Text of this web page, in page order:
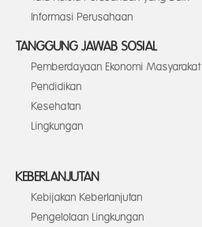
Informasi Perusahaan
TANGGUNG JAWAB SOSIAL
Pemberdayaan Ekonomi Masyarakat
Pendidikan
Kesehatan
Lingkungan
KEBERLANJUTAN
Kebijakan Keberlanjutan
Pengelolaan Lingkungan